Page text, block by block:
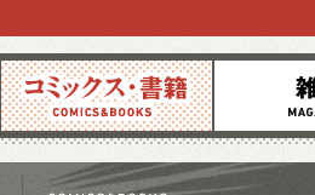
コミックス 雑誌